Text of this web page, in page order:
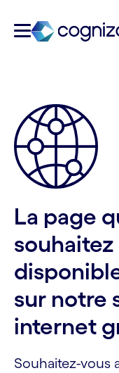
La page
souhaitez
sur notre
internet
Souhaitez-vous